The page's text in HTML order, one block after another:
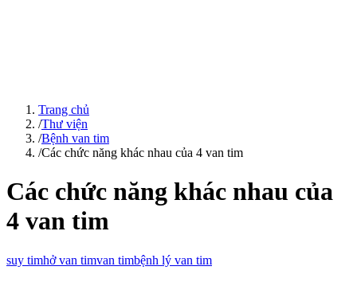
Trang chủ
/Thư viện
/Bệnh van tim
/Các chức năng khác nhau của 4 van tim
Các chức năng khác nhau của
4 van tim
suy timhở van timvan timbệnh lý van tim